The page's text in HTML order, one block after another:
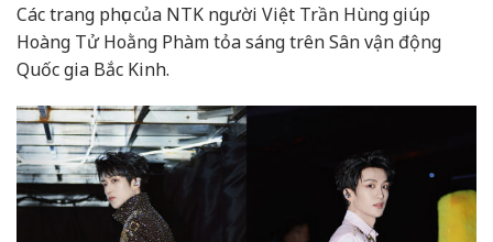
Các trang phục của NTK người Việt Trần Hùng giúp
Hoàng Tử Hoằng Phàm tỏa sáng trên Sân vận động
Quốc gia Bắc Kinh.